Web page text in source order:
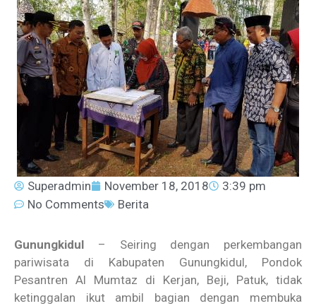
Superadmin November 18, 2018
3:39 pm
No Comments
Berita
Gunungkidul – Seiring dengan perkembangan
pariwisata di Kabupaten Gunungkidul, Pondok
Pesantren Al Mumtaz di Kerjan, Beji, Patuk, tidak
ketinggalan ikut ambil bagian dengan membuka